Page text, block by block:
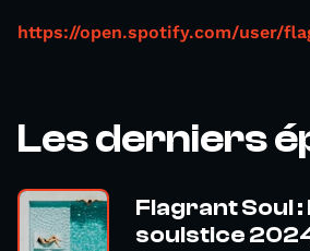
https://open.spotify.com/user/
Les derniers
Flagrant Soul
soulstice